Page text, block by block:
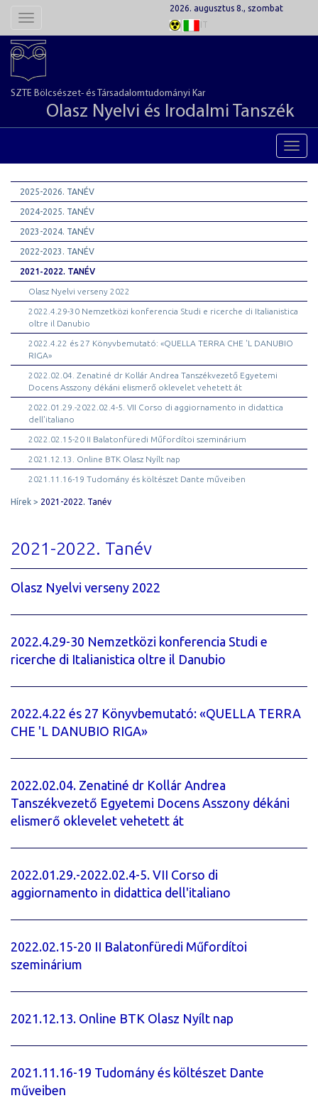
Toggle
2026. augusztus 8., szombat
IT
SZTE Bölcsészet- és Társadalomtudományi Kar
Olasz Nyelvi és Irodalmi Tanszék
2025-2026. TANÉV
2024-2025. TANÉV
2023-2024. TANÉV
2022-2023. TANÉV
2021-2022. TANÉV
Olasz Nyelvi verseny 2022
2022.4.29-30 Nemzetközi konferencia Studi e ricerche di Italianistica
oltre il Danubio
2022.4.22 és 27 Könyvbemutató: «QUELLA TERRA CHE 'L DANUBIO
RIGA»
2022.02.04. Zenatiné dr Kollár Andrea Tanszékvezető Egyetemi
Docens Asszony dékáni elismerő oklevelet vehetett át
2022.01.29.-2022.02.4-5. VII Corso di aggiornamento in didattica
dell'italiano
2022.02.15-20 II Balatonfüredi Műfordítoi szeminárium
2021.12.13. Online BTK Olasz Nyílt nap
2021.11.16-19 Tudomány és költészet Dante műveiben
Hírek 2021-2022. Tanév
2021-2022. Tanév
Olasz Nyelvi verseny 2022
2022.4.29-30 Nemzetközi konferencia Studi e
ricerche di Italianistica oltre il Danubio
2022.4.22 és 27 Könyvbemutató: «QUELLA TERRA
CHE 'L DANUBIO RIGA»
2022.02.04. Zenatiné dr Kollár Andrea
Tanszékvezető Egyetemi Docens Asszony dékáni
elismerő oklevelet vehetett át
2022.01.29.-2022.02.4-5. VII Corso di
aggiornamento in didattica dell'italiano
2022.02.15-20 II Balatonfüredi Műfordítoi
szeminárium
2021.12.13. Online BTK Olasz Nyílt nap
2021.11.16-19 Tudomány és költészet Dante
műveiben